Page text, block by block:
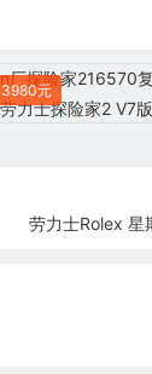
3980元
劳力士Rolex 星